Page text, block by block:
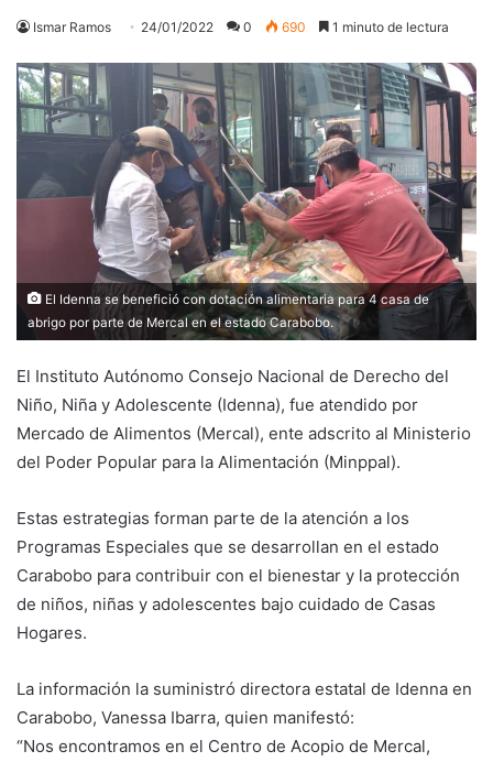
Ismar Ramos 24/01/2022 0 690 1 minuto de lectura
El Idenna se benefició con dotación alimentaria para 4 casa de
abrigo por parte de Mercal en el estado Carabobo.
El Instituto Autónomo Consejo Nacional de Derecho del
Niño, Niña y Adolescente (Idenna), fue atendido por
Mercado de Alimentos (Mercal), ente adscrito al Ministerio
del Poder Popular para la Alimentación (Minppal).
Estas estrategias forman parte de la atención a los
Programas Especiales que se desarrollan en el estado
Carabobo para contribuir con el bienestar y la protección
de niños, niñas y adolescentes bajo cuidado de Casas
Hogares.
La información la suministró directora estatal de Idenna en
Carabobo, Vanessa Ibarra, quien manifestó:
“Nos encontramos en el Centro de Acopio de Mercal,